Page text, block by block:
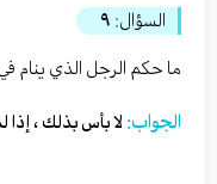
السؤال: ٩
ما حكم الرجل الذي ينام
الجواب: لا بأس بذلك ، إذا